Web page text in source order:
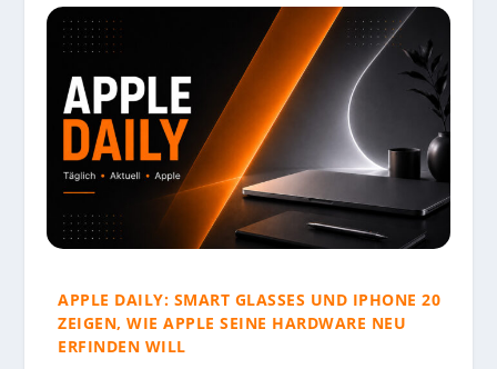
APPLE DAILY: SMART GLASSES UND IPHONE 20
ZEIGEN, WIE APPLE SEINE HARDWARE NEU
ERFINDEN WILL